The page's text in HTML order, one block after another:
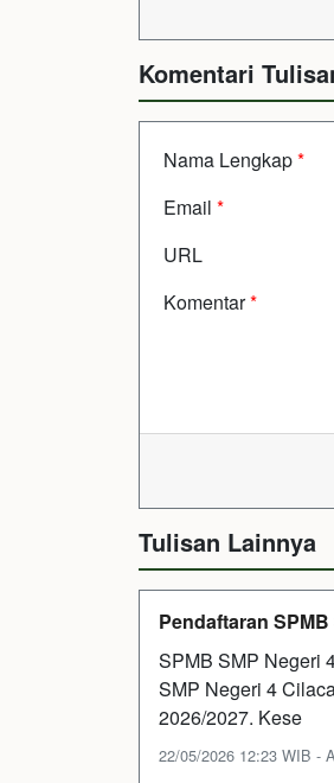
Komentari
Nama Lengkap*
Email *
URL
Komentar*
Tulisan Lainnya
Pendaftaran
SPMB SMP Negeri
SMP Negeri 4
2026/2027. Kese
22/05/2026 12:23 WIB -